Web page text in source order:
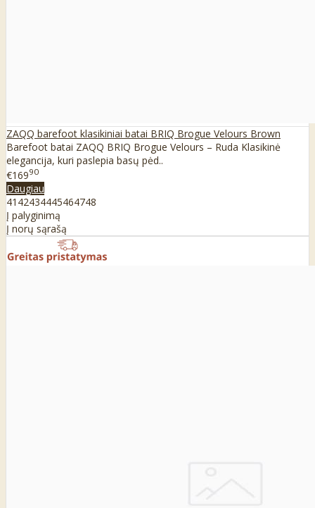
ZAQQ barefoot klasikiniai batai BRIQ Brogue Velours Brown
Barefoot batai ZAQQ BRIQ Brogue Velours – Ruda Klasikinė
elegancija, kuri paslepia basų pėd..
€16990
Daugiau
41 42434445464748
Į palyginimą
Į norų sąrašą